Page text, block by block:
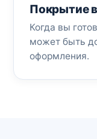
Покрытие
Когда вы
может быть
оформления.